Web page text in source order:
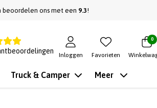
beoordelen ons met een 9.3!
Inloggen Favorieten
0
Truck & Camper Meer